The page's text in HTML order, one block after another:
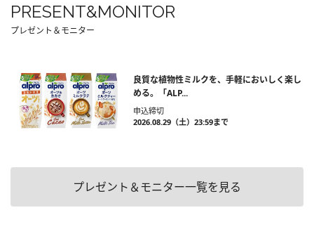
PRESENT&MONITOR
プレゼント＆モニター
良質な植物性ミルクを、手軽においしく楽し
める。「ALP...
申込締切
2026.08.29（土）23:59まで
プレゼント＆モニター一覧を見る